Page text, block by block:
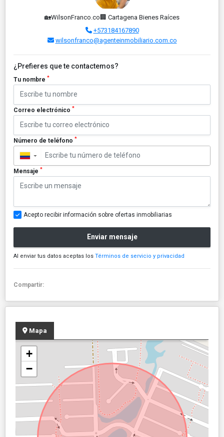
🏡WilsonFranco.co🏢 Cartagena Bienes Raíces
+573184167890
wilsonfranco@agenteinmobiliario.com.co
¿Prefieres que te contactemos?
Tu nombre *
Correo electrónico *
Número de teléfono *
▼
Mensaje *
Acepto recibir información sobre ofertas inmobiliarias
Enviar mensaje
Al enviar tus datos aceptas los Términos de servicio y privacidad
Compartir:
Mapa
+
−